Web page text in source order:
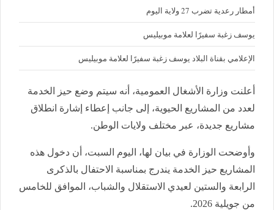
أمطار رعدية تضرب 27 ولاية اليوم
يوسف زغبة سفيرًا لعلامة موبيليس
الإعلامي بقناة البلاد يوسف زغبة سفيرًا لعلامة موبيليس
أعلنت وزارة الأشغال العمومية، أنه سيتم وضع حيز الخدمة
لعدد من المشاريع الحيوية، إلى جانب إعطاء إشارة انطلاق
مشاريع جديدة، عبر مختلف ولايات الوطن.
وأوضحت الوزارة في بيان لها، اليوم السبت، أن دخول هذه
المشاريع حيز الخدمة يندرج بمناسبة الاحتفال بالذكرى
الرابعة والستين لعيدي الاستقلال والشباب، الموافق للخامس
من جويلية 2026.